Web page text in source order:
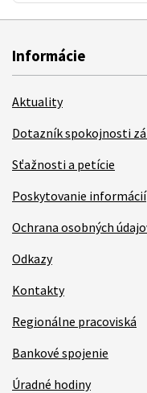
Informácie
Aktuality
Dotazník spokojnosti
Sťažnosti a petície
Poskytovanie informácií
Ochrana osobných
Odkazy
Kontakty
Regionálne pracoviská
Bankové spojenie
Úradné hodiny